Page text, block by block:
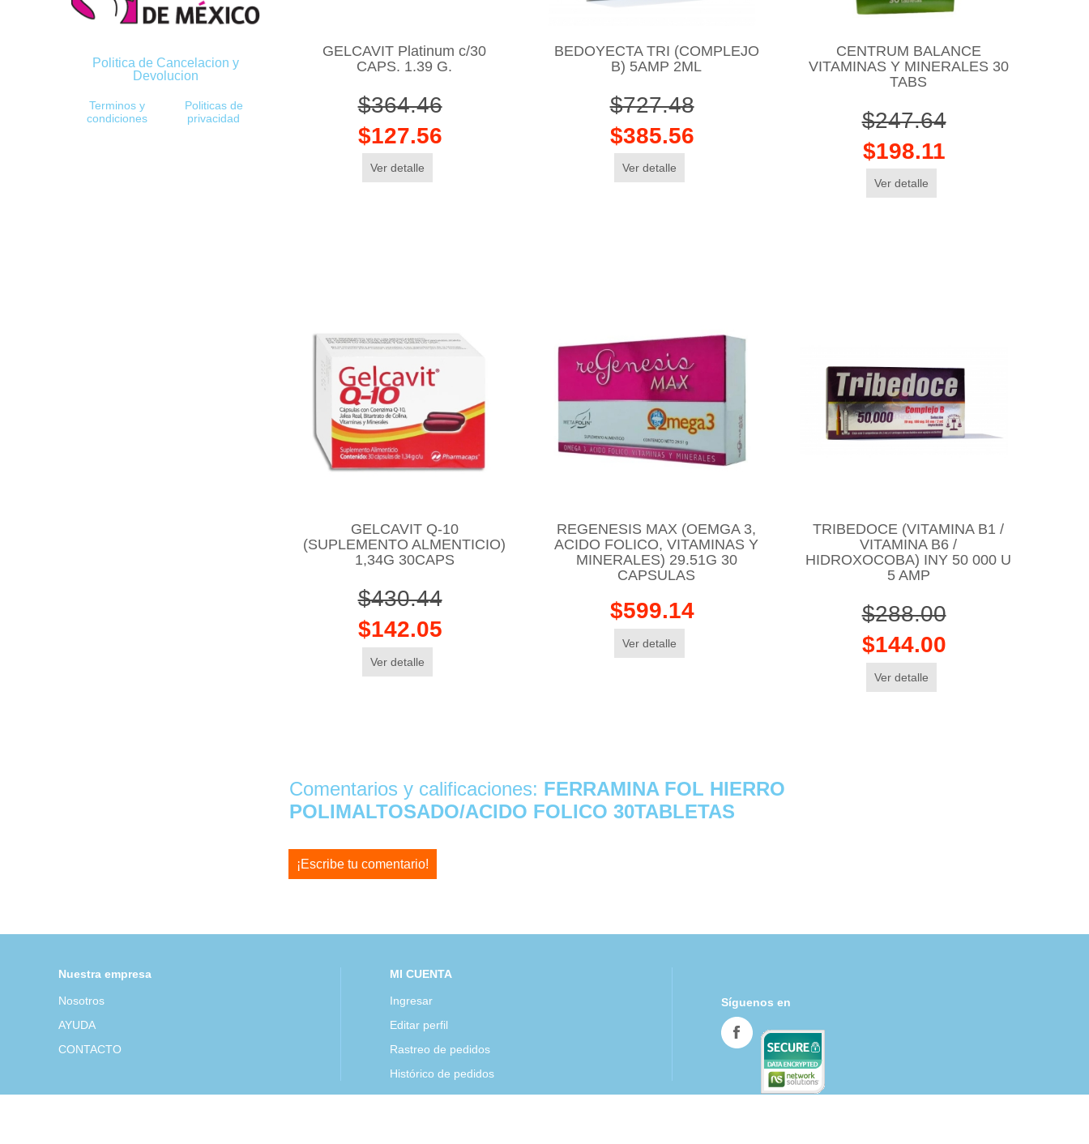
Politica de Cancelacion y
Devolucion
Terminos y
condiciones
Politicas de
privacidad
GELCAVIT Platinum c/30
CAPS. 1.39 G.
$364.46
$127.56
Ver detalle
BEDOYECTA TRI (COMPLEJO
B) 5AMP 2ML
$727.48
$385.56
Ver detalle
CENTRUM BALANCE
VITAMINAS Y MINERALES 30
TABS
$247.64
$198.11
Ver detalle
GELCAVIT Q-10
(SUPLEMENTO ALMENTICIO)
1,34G 30CAPS
$430.44
$142.05
Ver detalle
REGENESIS MAX (OEMGA 3,
ACIDO FOLICO, VITAMINAS Y
MINERALES) 29.51G 30
CAPSULAS
$599.14
Ver detalle
TRIBEDOCE (VITAMINA B1 /
VITAMINA B6 /
HIDROXOCOBA) INY 50 000 U
5 AMP
$288.00
$144.00
Ver detalle
Comentarios y calificaciones: FERRAMINA FOL HIERRO
POLIMALTOSADO/ACIDO FOLICO 30TABLETAS
¡Escribe tu comentario!
Nuestra empresa
Nosotros
AYUDA
CONTACTO
MI CUENTA
Ingresar
Editar perfil
Rastreo de pedidos
Histórico de pedidos
Síguenos en